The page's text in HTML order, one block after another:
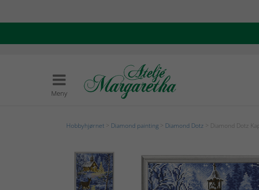
Meny
Hobbyhjørnet Diamond painting Diamond Dotz > Diamond Dotz